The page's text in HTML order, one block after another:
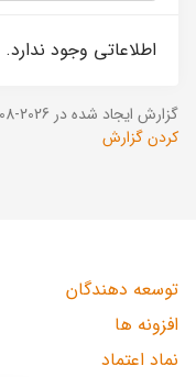
اطلاعاتی وجود ندارد.
گزارش ایجاد شده در 2026-08-07 ساعت 11:10:27 (UTC +03:30).
کردن گزارش
توسعه دهندگان
افزونه ها
نماد اعتماد